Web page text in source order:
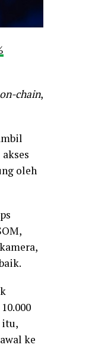
chain,
oleh
itu,
ke